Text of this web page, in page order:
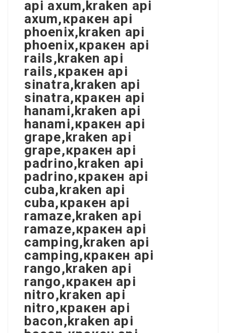
api axum,kraken api
axum,кракен api
phoenix,kraken api
phoenix,кракен api
rails,kraken api
rails,кракен api
sinatra,kraken api
sinatra,кракен api
hanami,kraken api
hanami,кракен api
grape,kraken api
grape,кракен api
padrino,kraken api
padrino,кракен api
cuba,kraken api
cuba,кракен api
ramaze,kraken api
ramaze,кракен api
camping,kraken api
camping,кракен api
rango,kraken api
rango,кракен api
nitro,kraken api
nitro,кракен api
bacon,kraken api